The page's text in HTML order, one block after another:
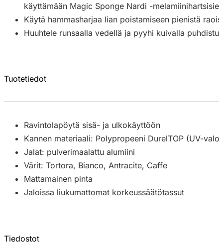
käyttämään Magic Sponge Nardi -
Käytä hammasharjaa lian poistamiseen pienistä
Huuhtele runsaalla vedellä ja pyyhi kuivalla
Tuotetiedot
Ravintolapöytä sisä- ja ulkokäyttöön
Kannen materiaali: Polypropeeni DurelTOP (UV-
Jalat: pulverimaalattu alumiini
Värit: Tortora, Bianco, Antracite, Caffe
Mattamainen pinta
Jaloissa liukumattomat korkeussäätötassut
Tiedostot